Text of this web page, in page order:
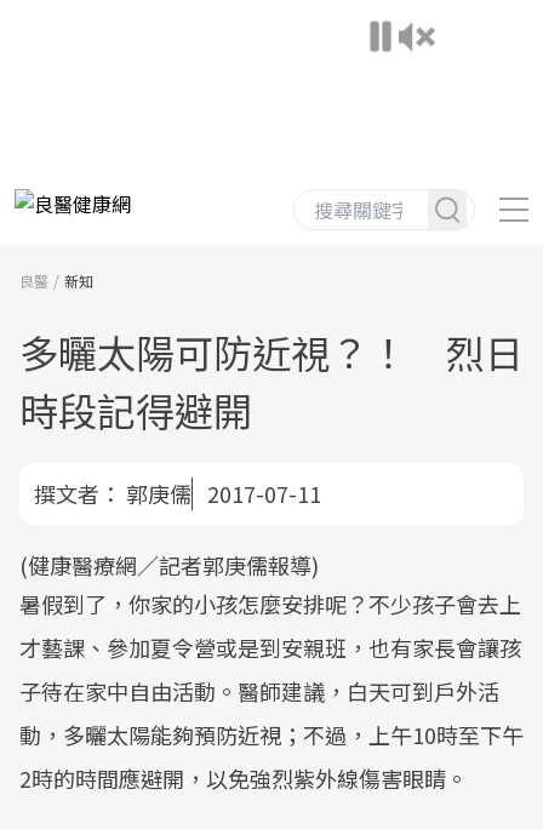
良醫 新知
多曬太陽可防近視？！ 烈日
時段記得避開
撰文者： 郭庚儒 2017-07-11
(健康醫療網／記者郭庚儒報導)
暑假到了，你家的小孩怎麼安排呢？不少孩子會去上
才藝課、參加夏令營或是到安親班，也有家長會讓孩
子待在家中自由活動。醫師建議，白天可到戶外活
動，多曬太陽能夠預防近視；不過，上午10時至下午
2時的時間應避開，以免強烈紫外線傷害眼睛。